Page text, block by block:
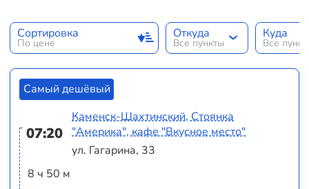
Сортировка
По цене
Откуда
Все пункты
Куда
Все
Самый дешёвый
07:20
8 ч 50 м
Каменск-Шахтинский, Стоянка
"Америка", кафе "Вкусное место"
ул. Гагарина, 33